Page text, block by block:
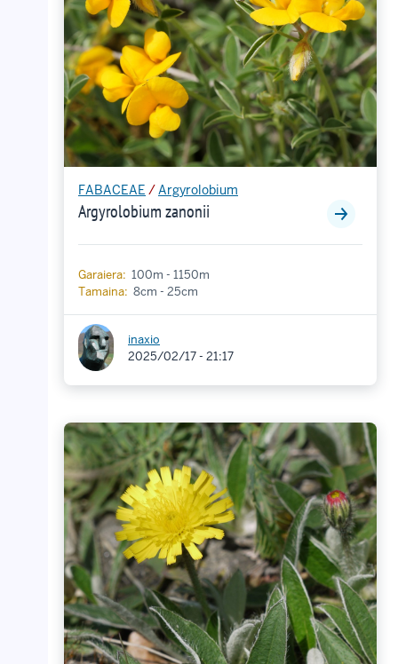
FABACEAE /Argyrolobium
Argyrolobium zanonii
Garaiera: 100m - 1150m
Tamaina: 8cm - 25cm
inaxio
2025/02/17 - 21:17